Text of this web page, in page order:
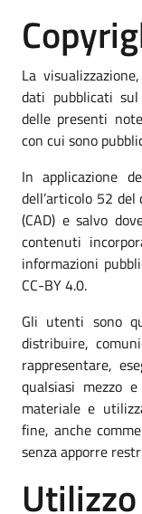
La
dati pubblicati
delle presenti
con cui sono
In applicazione
dell’articolo 52
(CAD) e salvo
contenuti
informazioni
CC-BY 4.0.
Gli utenti sono
distribuire,
rappresentare,
qualsiasi mezzo
materiale e
fine, anche
senza apporre